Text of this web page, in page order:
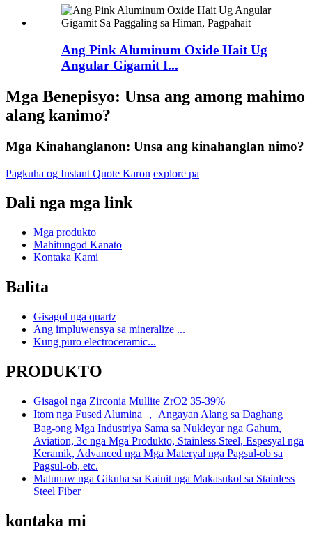
Ang Pink Aluminum Oxide Hait Ug
Angular Gigamit I...
Mga Benepisyo: Unsa ang among mahimo
alang kanimo?
Mga Kinahanglanon: Unsa ang kinahanglan nimo?
Pagkuha og Instant Quote Karon explore pa
Dali nga mga link
Mga produkto
Mahitungod Kanato
Kontaka Kami
Balita
Gisagol nga quartz
Ang impluwensya sa mineralize ...
Kung puro electroceramic...
PRODUKTO
Gisagol nga Zirconia Mullite ZrO2 35-39%
Itom nga Fused Alumina ， Angayan Alang sa Daghang
Bag-ong Mga Industriya Sama sa Nukleyar nga Gahum,
Aviation, 3c nga Mga Produkto, Stainless Steel, Espesyal nga
Keramik, Advanced nga Mga Materyal nga Pagsul-ob sa
Pagsul-ob, etc.
Matunaw nga Gikuha sa Kainit nga Makasukol sa Stainless
Steel Fiber
kontaka mi